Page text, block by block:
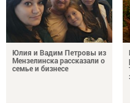
Юлия и Вадим Петровы из
Мензелинска рассказали о
семье и бизнесе